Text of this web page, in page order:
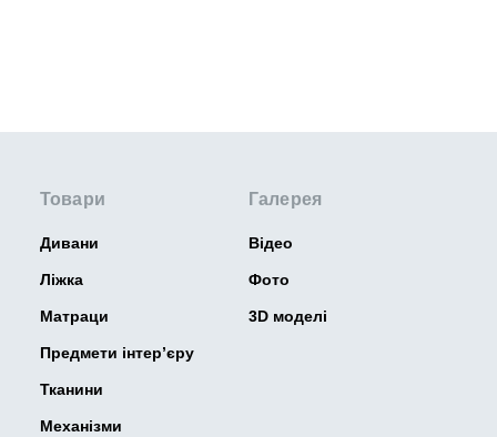
Товари
Дивани
Ліжка
Матраци
Предмети інтер’єру
Тканини
Механізми
Галерея
Відео
Фото
3D моделі